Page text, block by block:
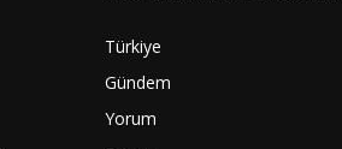
Türkiye
Gündem
Yorum